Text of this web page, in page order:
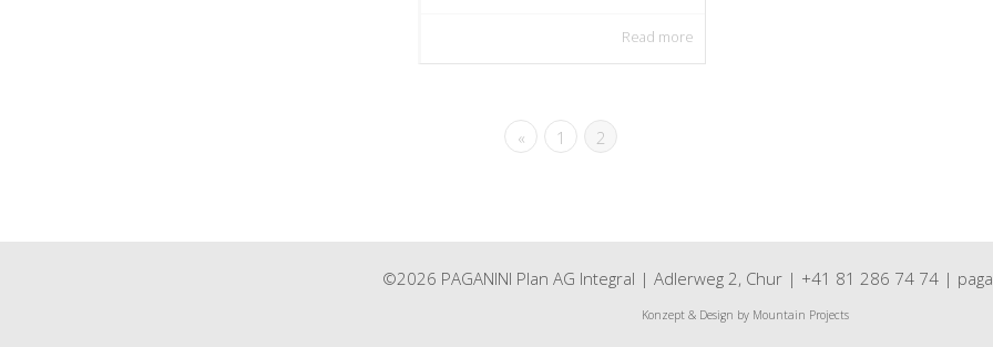
Read more
« 1 2
©2026 PAGANINI Plan AG Integral | Adlerweg 2, Chur | +41 81 286 74 74|
Konzept & Design by Mountain Projects